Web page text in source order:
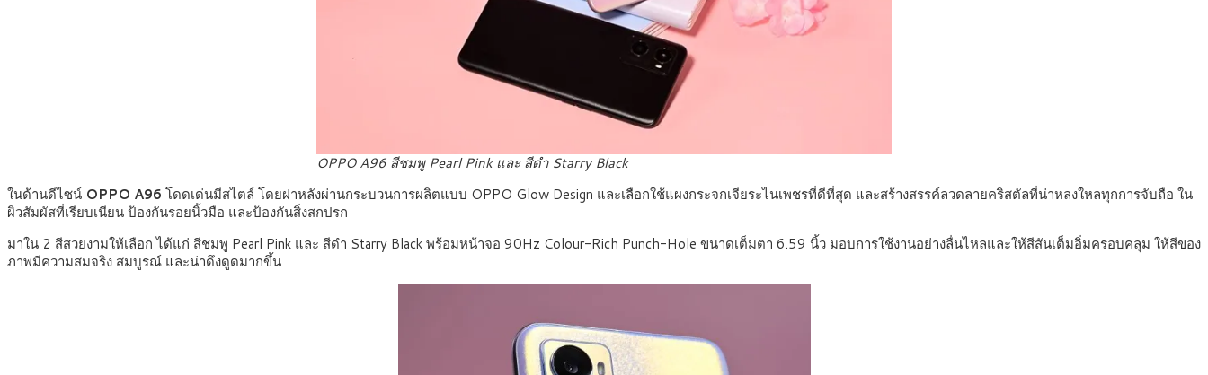
OPPO A96 สีชมพู Pearl Pink และ สีดำ Starry Black
ในด้านดีไซน์ OPPO A96 โดดเด่นมีสไตล์ โดยฝาหลังผ่านกระบวนการผลิตแบบ OPPO Glow Design และเลือกใช้แผงกระจกเจียระไนเพชรที่ดีที่สุด และสร้างสรรค์ลวดลายคริสตัลที่น่าหลงใหลทุกการจับถือ ใน
ผิวสัมผัสที่เรียบเนียน ป้องกันรอยนิ้วมือ และป้องกันสิ่งสกปรก
มาใน 2 สีสวยงามให้เลือก ได้แก่ สีชมพู Pearl Pink และ สีดำ Starry Blackพร้อมหน้าจอ 90Hz Colour-Rich Punch-Hole ขนาดเต็มตา 6.59 นิ้ว มอบการใช้งานอย่างลื่นไหลและให้สีสันเต็มอิ่มครอบคลุม ให้สีของ
ภาพมีความสมจริง สมบูรณ์ และน่าดึงดูดมากขึ้น